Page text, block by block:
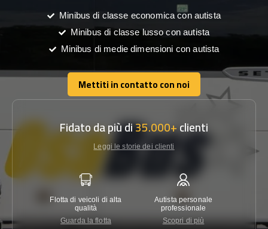
Minibus di classe economica con autista
Minibus di classe lusso con autista
Minibus di medie dimensioni con autista
Mettiti in contatto con noi
Mettiti in contatto con noi
Fidato da più di35.000+clienti
Leggi le storie dei clienti
Flotta di veicoli di alta
qualità
Guarda la flotta
Autista personale
professionale
Scopri di più